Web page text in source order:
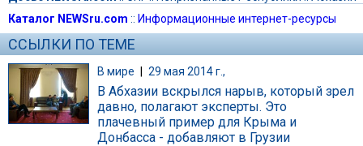
Каталог NEWSru.com :: Информационные интернет-ресурсы
ССЫЛКИ ПО ТЕМЕ
В мире | 29 мая 2014 г.,
В Абхазии вскрылся нарыв, который зрел
давно, полагают эксперты. Это
плачевный пример для Крыма и
Донбасса - добавляют в Грузии